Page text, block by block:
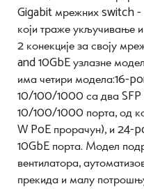
Gigabit мрежних switch -
који траже укључивање
2 конекције за своју
and 10GbE узлазне
има четири модела:16-
10/100/1000 са два
10/100/1000 порта, од
W PoE прорачун), и
10GbE порта. Модел
вентилатора,
прекида и малу